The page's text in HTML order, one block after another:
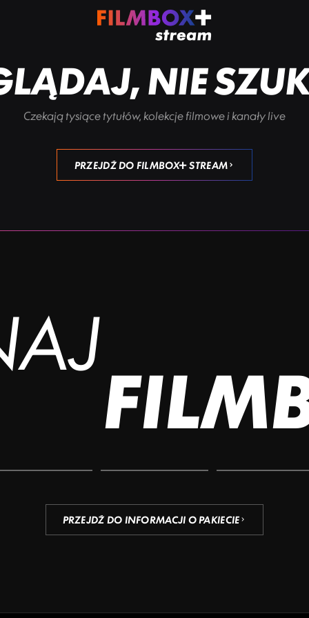
NIE
Czekają tysiące tytułów, kolekcje filmowe i kanały live
PRZEJDŹ DO FILMBOX+ STREAM
PRZEJDŹ DO INFORMACJI O PAKIECIE